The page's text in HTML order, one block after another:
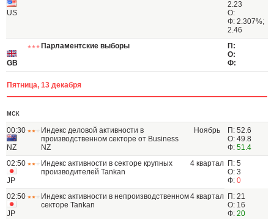
US
2.23
О:
Ф: 2.307%;
2.46
GB
Парламентские выборы
П:
О:
Ф:
Пятница, 13 декабря
МСК
00:30
NZ
Индекс деловой активности в
производственном секторе от Business
NZ
Ноябрь
П: 52.6
О: 49.8
Ф: 51.4
02:50
JP
Индекс активности в секторе крупных
производителей Tankan
4 квартал П: 5
О: 3
Ф: 0
02:50
JP
Индекс активности в непроизводственном
секторе Tankan
4 квартал П: 21
О: 16
Ф: 20